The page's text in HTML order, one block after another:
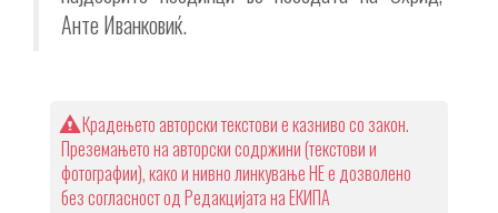
Анте Иванковиќ.
Крадењето авторски текстови е казниво со закон.
Преземањето на авторски содржини (текстови и
фотографии), како и нивно линкување НЕ е дозволено
без согласност од Редакцијата на ЕКИПА